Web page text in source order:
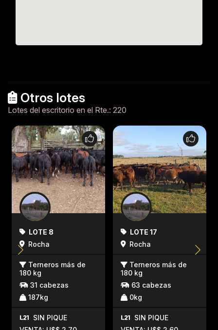
Otros lotes
Lotes del escritorio en el Rte.: 220
LOTE 8
Rocha
Terneros más de
180 kg
31 cabezas
187kg
SIN PIQUE
LOTE 17
Rocha
Terneros más de
180 kg
63 cabezas
0kg
SIN PIQUE